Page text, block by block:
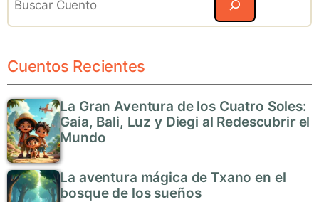
Cuentos Recientes
La Gran Aventura de los Cuatro Soles:
Gaia, Bali, Luz y Diegi al Redescubrir el
Mundo
La aventura mágica de Txano en el
bosque de los sueños